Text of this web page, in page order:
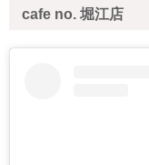
cafe no. 堀江店